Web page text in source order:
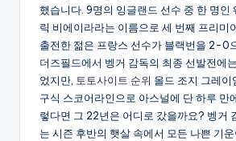
했습니다. 9명의 잉글랜드 선수 중 한 명인
릭 비에이라라는 이름으로 세 번째 프리미
출전한 젊은 프랑스 선수가 블랙번을 2-0
더즈필드에서 벵거 감독의 최종 선발전에
었지만, 토토사이트 순위 올드 조지 그레이
구식 스코어라인으로 아스널에 단 하루 만
렇다면 그 22년은 어디로 갔을까요? 벵거
는 시즌 후반의 햇살 속에서 모든 나쁜 기